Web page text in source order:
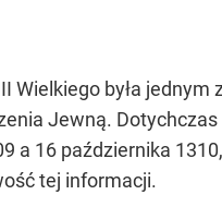
Wielkiego była
Jewną.
a 16 października
tej informacji.